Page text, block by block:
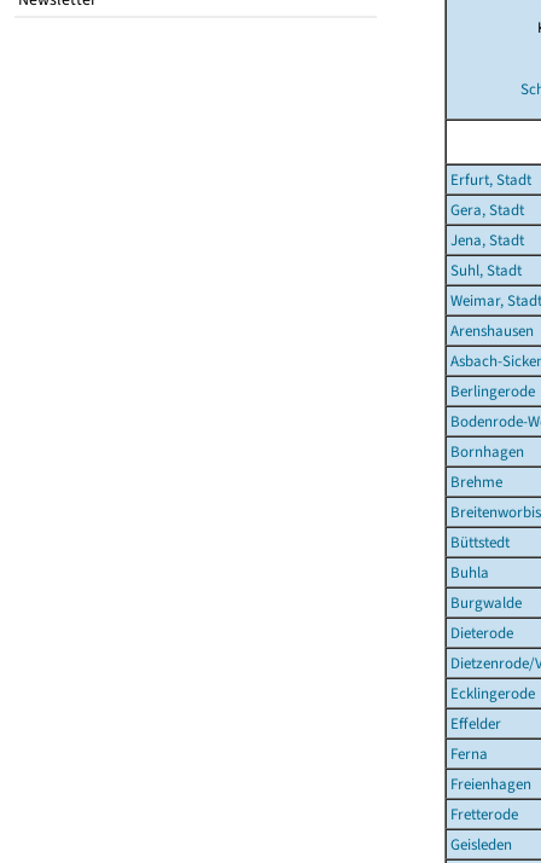
Erfurt, Stadt
Gera, Stadt
Jena, Stadt
Suhl, Stadt
Weimar, Stadt
Arenshausen
Asbach-
Berlingerode
Bodenrode-
Bornhagen
Brehme
Breitenworbis
Büttstedt
Buhla
Burgwalde
Dieterode
Dietzenrode/
Ecklingerode
Effelder
Ferna
Freienhagen
Fretterode
Geisleden